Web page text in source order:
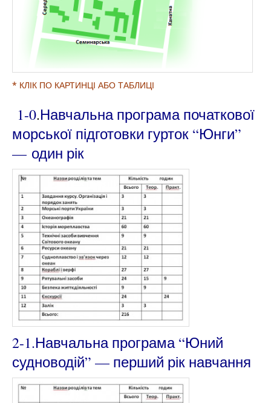
* КЛІК ПО КАРТИНЦІ АБО ТАБЛИЦІ
1-0.Навчальна програма початкової
морської підготовки гурток “Юнги”
— один рік
2-1.Навчальна програма “Юний
судноводій” — перший рік навчання